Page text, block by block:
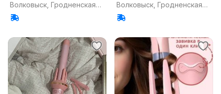
Волковыск, Гродненская
обл.
Волковыск, Гродненская
обл.